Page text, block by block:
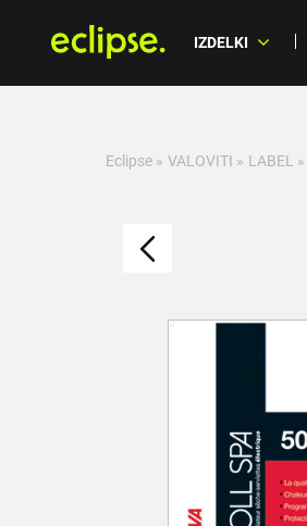
IZDELKI
Eclipse » VALOVITI » LABEL »